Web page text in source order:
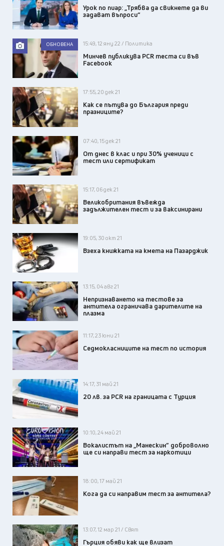
Урок по пиар: „Трябва да свикнете да ви
задават въпроси“
ОБНОВЕНА 15:49, 12 яну 22 / Политика
Минчев публикува PCR теста си във
Facebook
17:55, 20 дек 21
Как се пътува до България преди
празниците?
07:40, 15 дек 21
От днес в клас и при 30% ученици с
тест или сертификат
15:17, 06 дек 21
Великобритания въвежда
задължителен тест и за ваксинирани
19:05, 30 окт 21
Взеха книжката на кмета на Пазарджик
13:15, 04 авг 21
Непризнаването на тестове за
антитела ограничава дарителите на
плазма
11:17, 23 юни 21
Седмокласниците на тест по история
14:17, 31 май 21
20 лв. за PCR на границата с Турция
10:10, 24 май 21
Вокалистът на „Манескин” доброволно
ще си направи тест за наркотици
18:00, 17 май 21
Кога да си направим тест за антитела?
13:07, 12 мар 21 / Свят
Гърция обяви как ще влизат